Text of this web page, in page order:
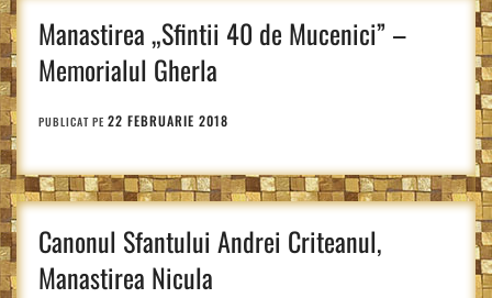
Manastirea „Sfintii 40 de Mucenici” –
Memorialul Gherla
PUBLICAT PE 22 FEBRUARIE 2018
Canonul Sfantului Andrei Criteanul,
Manastirea Nicula